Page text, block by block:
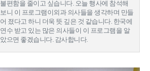
불편함을 줄이고 싶습니다. 오늘 행사에 참석해
보니 이 프로그램이외과 의사들을 생각하며 만들
어 졌다고 하니 더욱 뜻 깊은 것 같습니다. 한국에
연수 받고 있는 많은 의사들이 이 프로그램을 알
았으면 좋겠습니다. 감사합니다.